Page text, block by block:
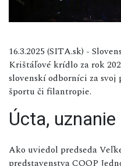
16.3.2025 (SITA.sk) -
Krištáľové krídlo za rok
slovenskí odborníci za
športu či filantropie.
Úcta,
Ako uviedol predseda
predstavenstva COOP